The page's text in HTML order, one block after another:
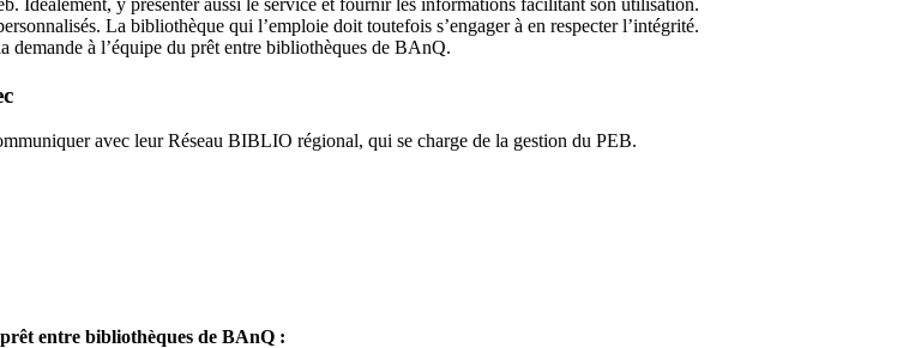
La bibliothèque qui l’emploie doit toutefois s’engager à en respecter l’intégrité.
à l’équipe du prêt entre bibliothèques de BAnQ.
avec leur Réseau BIBLIO régional, qui se charge de la gestion du PEB.
entre bibliothèques de BAnQ :